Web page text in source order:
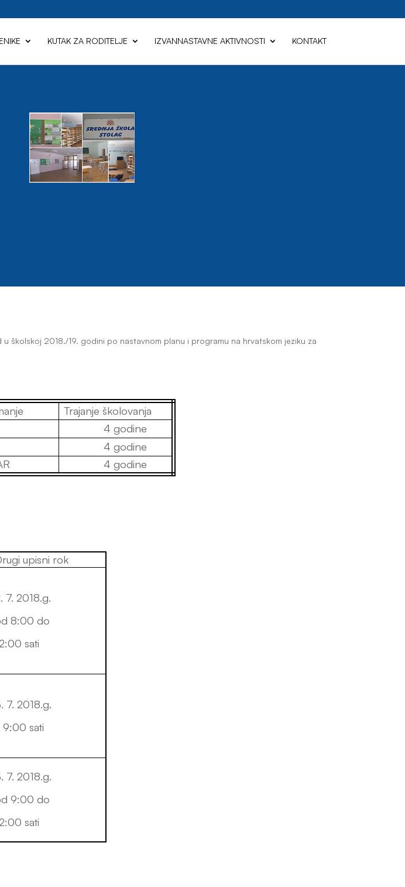
KUTAK ZA RODITELJE IZVANNASTAVNE AKTIVNOSTI KONTAKT
u školskoj 2018./19. godini po nastavnom planu i programu na hrvatskom jeziku za
Trajanje školovanja
4 godine
4 godine
4 godine
upisni rok
7. 2018.g.
8:00 do
sati
7. 2018.g.
9:00 sati
7. 2018.g.
9:00 do
sati